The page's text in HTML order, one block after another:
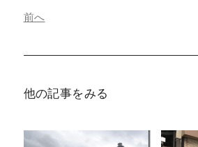
前へ
他の記事をみる